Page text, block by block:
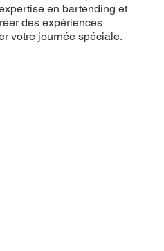
en bartending et
des expériences
votre journée spéciale.